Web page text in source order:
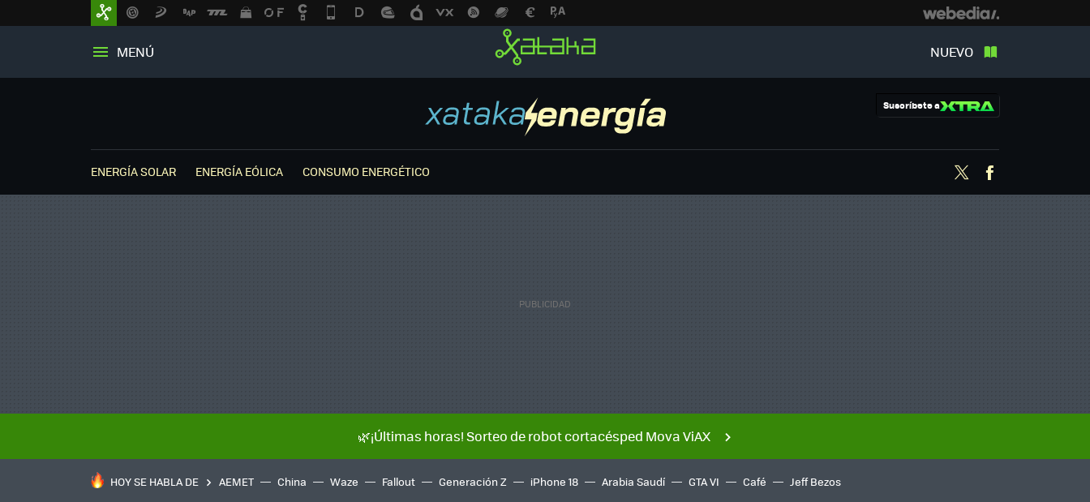
MENÚ NUEVO
Suscríbete a
ENERGÍA SOLAR ENERGÍA EÓLICA CONSUMO ENERGÉTICO Twitter
🌿¡Últimas horas! Sorteo de robot cortacésped Mova ViAX
HOY SE HABLA DE AEMET China Waze Fallout Generación Z iPhone 18 Arabia Saudí GTA VI Café Jeff Bezos